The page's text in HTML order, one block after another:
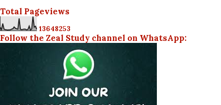
Total Pageviews
13648253
Follow the Zeal Study channel on WhatsApp: